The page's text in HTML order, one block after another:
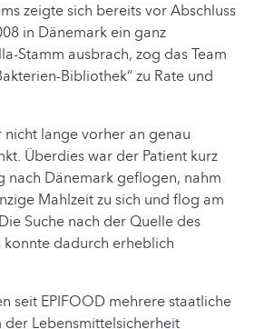
zeigte sich bereits vor Abschluss
in Dänemark ein ganz
Stamm ausbrach, zog das Team
Bibliothek“ zu Rate und
lange vorher an genau
Überdies war der Patient kurz
nach Dänemark geflogen, nahm
Mahlzeit zu sich und flog am
Suche nach der Quelle des
konnte dadurch erheblich
seit EPIFOOD mehrere staatliche
Lebensmittelsicherheit